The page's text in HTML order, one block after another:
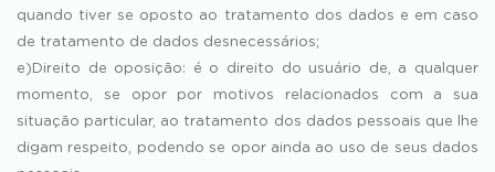
quando tiver se oposto ao tratamento dos dados e em caso
de tratamento de dados desnecessários;
e)Direito de oposição: é o direito do usuário de, a qualquer
momento, se opor por motivos relacionados com a sua
situação particular, ao tratamento dos dados pessoais que lhe
digam respeito, podendo se opor ainda ao uso de seus dados